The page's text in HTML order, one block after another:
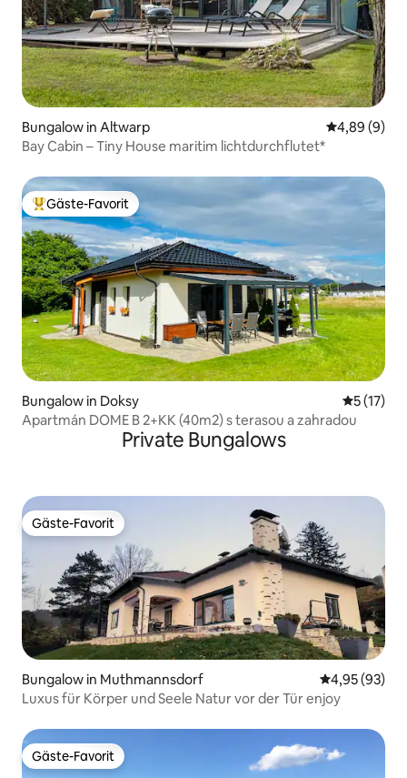
Bungalow in Altwarp
4,89 (9)
Bay Cabin – Tiny House maritim lichtdurchflutet*
Beliebter Gäste-Favorit.
Gäste-Favorit
Bungalow in Doksy
5 (17)
Apartmán DOME B 2+KK (40m2) s terasou a zahradou
Private Bungalows
Gäste-Favorit
Gäste-Favorit
Bungalow in Muthmannsdorf
4,95 (93)
Luxus für Körper und Seele Natur vor der Tür enjoy
Gäste-Favorit
Gäste-Favorit